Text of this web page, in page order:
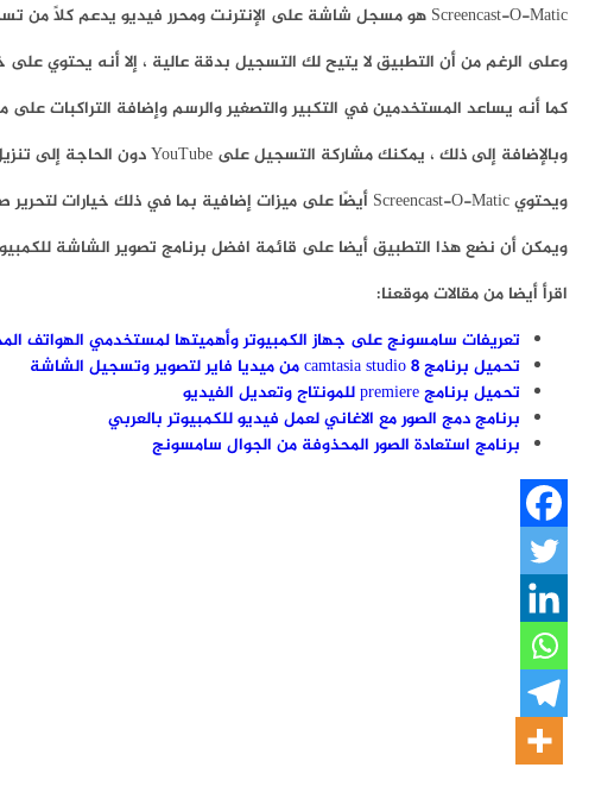
Screencast-O-Matic هو مسجل شاشة على الإنترنت ومحرر فيديو يدعم كلاً من تسجيلات الشاشة وكاميرا الويب.
وعلى الرغم من أن التطبيق لا يتيح لك التسجيل بدقة عالية ، إلا أنه يحتوي على خيارات للتسجيل بدقة 800 × 600 ، و 640 × 480 وغيرها من التعريفات القياسية ، مما يجعله
كما أنه يساعد المستخدمين في التكبير والتصغير والرسم وإضافة التراكبات على
وبالإضافة إلى ذلك ، يمكنك مشاركة التسجيل على YouTube دون الحاجة إلى تنزيل أي تطبيق سطح مكتب.
ويحتوي Screencast-O-Matic أيضًا على ميزات إضافية بما في ذلك خيارات لتحرير صوت الكمبيوتر ومزامنة التسجيل مع لقطات الفيديو.
ويمكن أن نضع هذا التطبيق أيضا على قائمة افضل برنامج تصوير الشاشة
اقرأ أيضا من مقالات موقعنا:
تعريفات سامسونج على جهاز الكمبيوتر وأهميتها لمستخدمي الهواتف
تحميل برنامج camtasia studio 8 من ميديا فاير لتصوير وتسجيل الشاشة
تحميل برنامج premiere للمونتاج وتعديل الفيديو
برنامج دمج الصور مع الاغاني لعمل فيديو للكمبيوتر بالعربي
برنامج استعادة الصور المحذوفة من الجوال سامسونج